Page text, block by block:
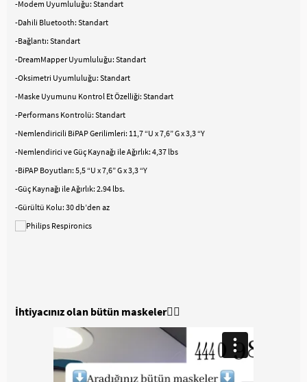
-Modem Uyumluluğu: Standart
-Dahili Bluetooth: Standart
-Bağlantı: Standart
-DreamMapper Uyumluluğu: Standart
-Oksimetri Uyumluluğu: Standart
-Maske Uyumunu Kontrol Et Özelliği: Standart
-Performans Kontrolü: Standart
-Nemlendiricili BiPAP Gerilimleri: 11,7 “U x 7,6” G x 3,3 “Y
-Nemlendirici ve Güç Kaynağı ile Ağırlık: 4,37 lbs
-BiPAP Boyutları: 5,5 “U x 7,6” G x 3,3 “Y
-Güç Kaynağı ile Ağırlık: 2.94 lbs.
-Gürültü Kolu: 30 db’den az
İhtiyacınız olan bütün maskeler👇🏼